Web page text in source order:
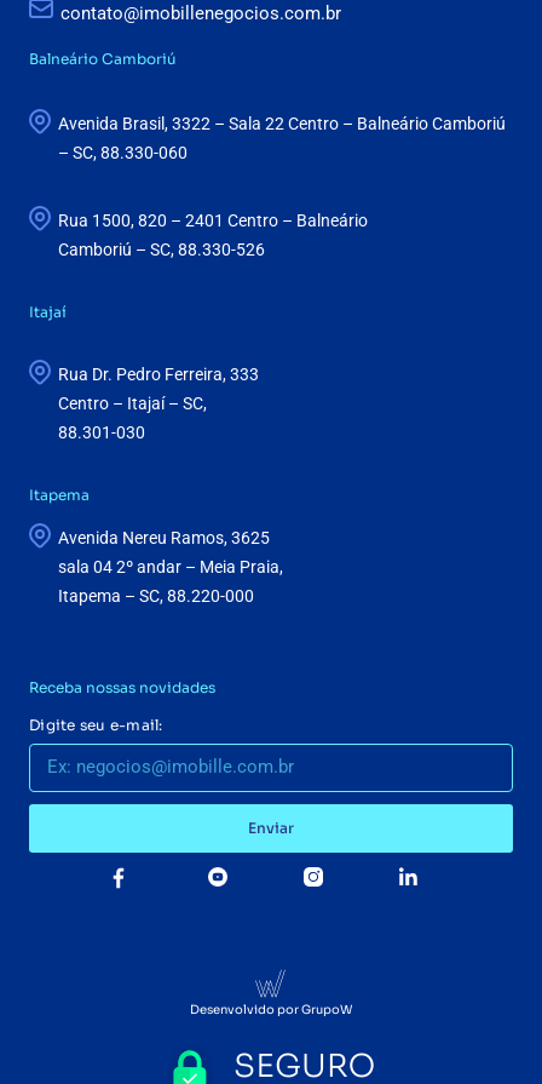
contato@imobillenegocios.com.br
Balneário Camboriú
Avenida Brasil, 3322 – Sala 22 Centro – Balneário Camboriú
– SC, 88.330-060
Rua 1500, 820 – 2401 Centro – Balneário
Camboriú – SC, 88.330-526
Itajaí
Rua Dr. Pedro Ferreira, 333
Centro – Itajaí – SC,
88.301-030
Itapema
Avenida Nereu Ramos, 3625
sala 04 2º andar – Meia Praia,
Itapema – SC, 88.220-000
Receba nossas novidades
Digite seu e-mail:
Enviar
Desenvolvido por GrupoW